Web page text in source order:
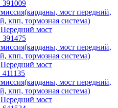
мост передний,
кпп, тормозная система)
Передний мост
мост передний,
кпп, тормозная система)
Передний мост
мост передний,
кпп, тормозная система)
Передний мост